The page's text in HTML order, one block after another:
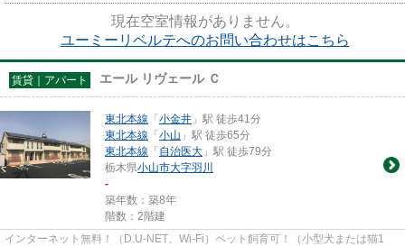
現在空室情報がありません。
ユーミーリベルテへのお問い合わせはこちら
賃貸｜アパート エール リヴェール Ｃ
東北本線 「小金井 」駅 徒歩41分
東北本線 「小山 」駅 徒歩65分
東北本線 「自治医大 」駅 徒歩79分
栃木県小山市大字羽川
-
築年数：築8年
階数：2階建
インターネット無料！（D.U-NET、Wi-Fi）ペット飼育可！（小型犬または猫1